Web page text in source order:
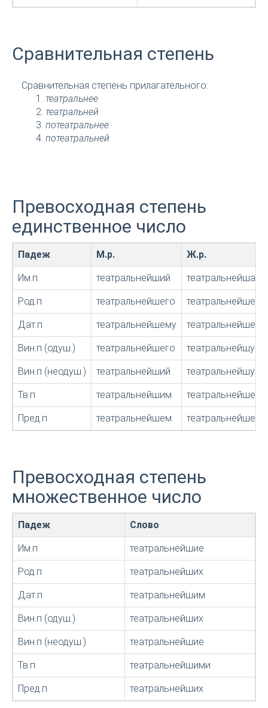
Сравнительная степень
Сравнительная степень прилагательного:
театральнее
театральней
потеатральнее
потеатральней
Превосходная степень
единственное число
Падеж М.р. Ж.р.
Им.п театральнейший театральнейшая
Род.п театральнейшего театральнейшей
Дат.п театральнейшему театральнейшей
Вин.п (одуш.) театральнейшего театральнейшую
Вин.п (неодуш.) театральнейший театральнейшую
Тв.п театральнейшим театральнейшей,
Пред.п театральнейшем театральнейшей
Превосходная степень
множественное число
Падеж Слово
Им.п театральнейшие
Род.п театральнейших
Дат.п театральнейшим
Вин.п (одуш.) театральнейших
Вин.п (неодуш.) театральнейшие
Тв.п театральнейшими
Пред.п театральнейших